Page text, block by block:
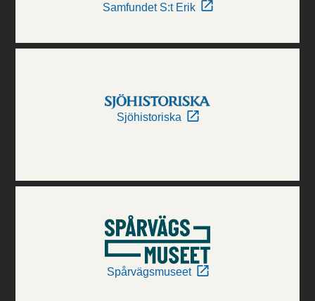
Samfundet S:t Erik
Sjöhistoriska
Spårvägsmuseet